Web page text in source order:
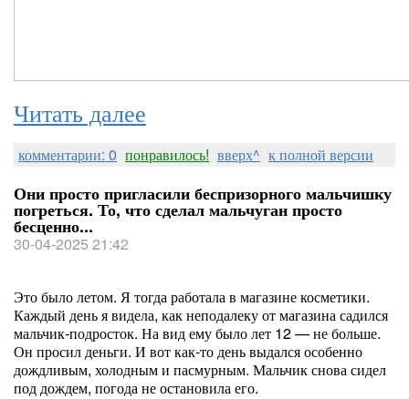
Читать далее
комментарии: 0 понравилось! вверх^ к полной версии
Они просто пригласили беспризорного мальчишку
погреться. То, что сделал мальчуган просто
бесценно...
30-04-2025 21:42
Это было летом. Я тогда работала в магазине косметики.
Каждый день я видела, как неподалеку от магазина садился
мальчик-подросток. На вид ему было лет 12 — не больше.
Он просил деньги. И вот как-то день выдался особенно
дождливым, холодным и пасмурным. Мальчик снова сидел
под дождем, погода не остановила его.